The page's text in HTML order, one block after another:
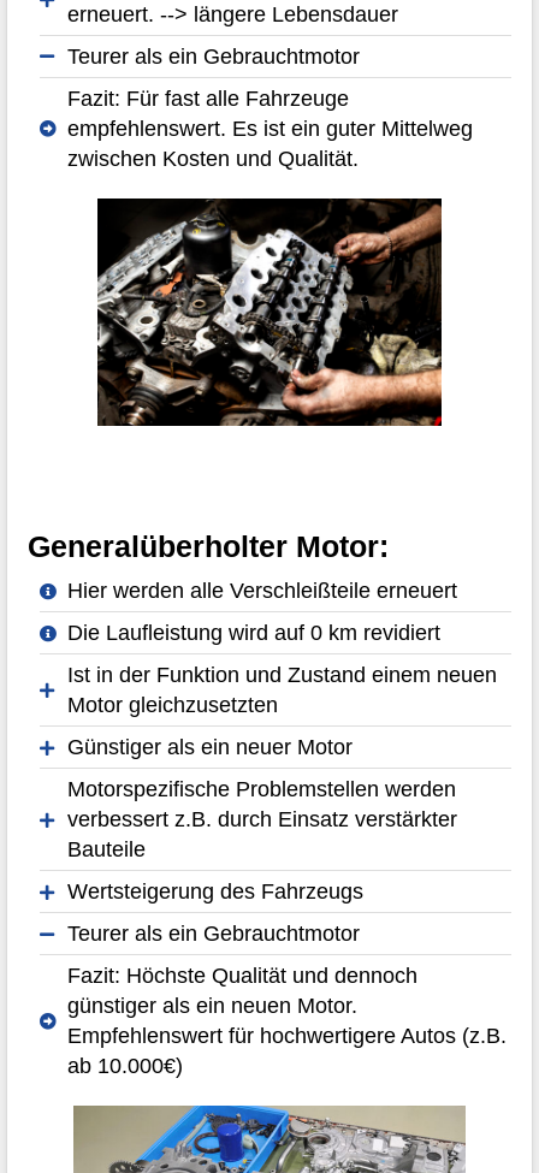
erneuert. --> längere Lebensdauer
Teurer als ein Gebrauchtmotor
Fazit: Für fast alle Fahrzeuge
empfehlenswert. Es ist ein guter Mittelweg
zwischen Kosten und Qualität.
Generalüberholter Motor:
Hier werden alle Verschleißteile erneuert
Die Laufleistung wird auf 0 km revidiert
Ist in der Funktion und Zustand einem neuen
Motor gleichzusetzten
Günstiger als ein neuer Motor
Motorspezifische Problemstellen werden
verbessert z.B. durch Einsatz verstärkter
Bauteile
Wertsteigerung des Fahrzeugs
Teurer als ein Gebrauchtmotor
Fazit: Höchste Qualität und dennoch
günstiger als ein neuen Motor.
Empfehlenswert für hochwertigere Autos (z.B.
ab 10.000€)